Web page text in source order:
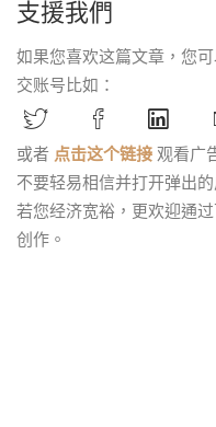
支援我們
如果您喜欢这篇文章，您
交账号比如：
或者 点击这个链接 观看广
不要轻易相信并打开弹出的
若您经济宽裕，更欢迎通
创作。